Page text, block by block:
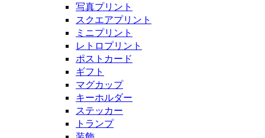
写真プリント
スクエアプリント
ミニプリント
レトロプリント
ポストカード
ギフト
マグカップ
キーホルダー
ステッカー
トランプ